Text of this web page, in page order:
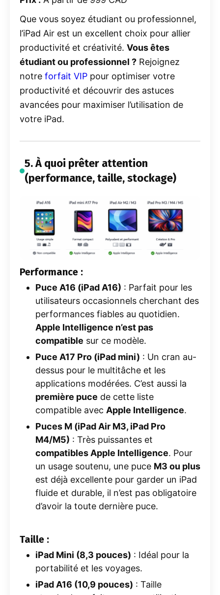
Que vous soyez étudiant ou professionnel,
l’iPad Air est un excellent choix pour allier
productivité et créativité. Vous êtes
étudiant ou professionnel ? Rejoignez
notre forfait VIP pour optimiser votre
productivité et découvrir des astuces
avancées pour maximiser l’utilisation de
votre iPad.
5. À quoi prêter attention
(performance, taille, stockage)
Performance :
Puce A16 (iPad A16) : Parfait pour les
utilisateurs occasionnels cherchant des
performances fiables au quotidien.
Apple Intelligence n’est pas
compatible sur ce modèle.
Puce A17 Pro (iPad mini) : Un cran au-
dessus pour le multitâche et les
applications modérées. C’est aussi la
première puce de cette liste
compatible avec Apple Intelligence.
Puces M (iPad Air M3, iPad Pro
M4/M5) : Très puissantes et
compatibles Apple Intelligence. Pour
un usage soutenu, une puce M3 ou plus
est déjà excellente pour garder un iPad
fluide et durable, il n’est pas obligatoire
d’avoir la toute dernière puce.
Taille :
iPad Mini (8,3 pouces) : Idéal pour la
portabilité et les voyages.
iPad A16 (10,9 pouces) : Taille